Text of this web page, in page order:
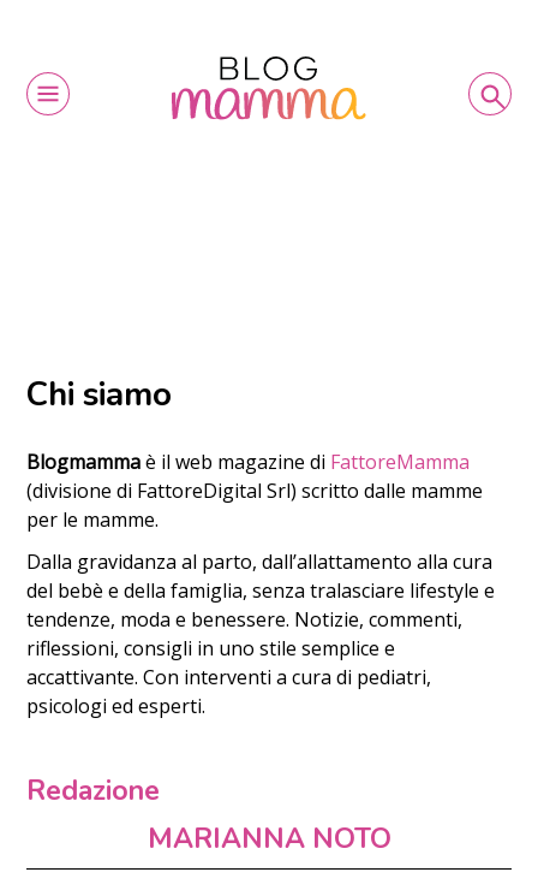
Chi siamo
Blogmammaè il web magazine di FattoreMamma
(divisione di FattoreDigital Srl) scritto dalle mamme
per le mamme.
Dalla gravidanza al parto, dall’allattamento alla cura
del bebè e della famiglia, senza tralasciare lifestyle e
tendenze, moda e benessere. Notizie, commenti,
riflessioni, consigli in uno stile semplice e
accattivante. Con interventi a cura di pediatri,
psicologi ed esperti.
Redazione
MARIANNA NOTO